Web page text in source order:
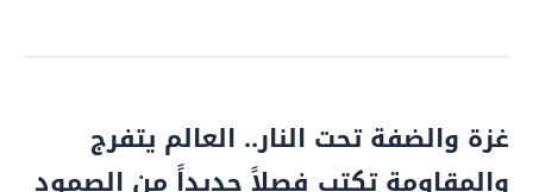
غزة والضفة تحت النار.. العالم يتفرج
والمقاومة تكتب فصلاً جديداً من الصمود